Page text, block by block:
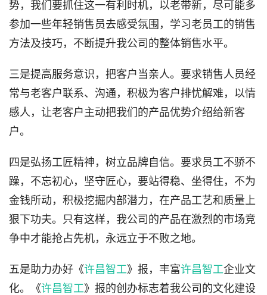
势，我们要抓住这一有利时机，以老带新，尽可能多
参加一些年轻销售员去感受氛围，学习老员工的销售
方法及技巧，不断提升我公司的整体销售水平。
三是提高服务意识，把客户当亲人。要求销售人员经
常与老客户联系、沟通，积极为客户排忧解难，以情
感人，让老客户主动把我们的产品优势介绍给新客
户。
四是弘扬工匠精神，树立品牌自信。要求员工不骄不
躁，不忘初心，坚守匠心，要站得稳、坐得住，不为
金钱所动，积极挖掘内部潜力，在产品工艺和质量上
狠下功夫。只有这样，我公司的产品在激烈的市场竞
争中才能抢占先机，永远立于不败之地。
五是助力办好《许昌智工》报，丰富许昌智工企业文
化。《许昌智工》报的创办标志着我公司的文化建设